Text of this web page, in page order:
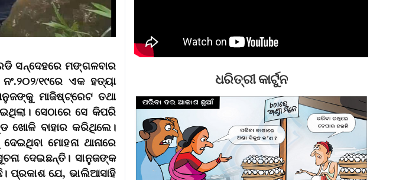
ସନ୍ଦେହରେ ମଙ୍ଗଳବାର
୧୯ରେ ଏକ ହତ୍ୟା
ମାଜିଷ୍ଟ୍ରେଟ ତଥା
ସେଠାରେ ସେ କିପରି
ଖୋଳି ବାହାର କରିଥିଲେ।
ମୋହନା ଥାନାରେ
ଦେଇଛନ୍ତି। ସାନୁଜଙ୍କ
ପ୍ରକାଶ ଯେ, ଭାଲିଆସାହି
ଧରିତ୍ରୀ କାର୍ଟୁନ